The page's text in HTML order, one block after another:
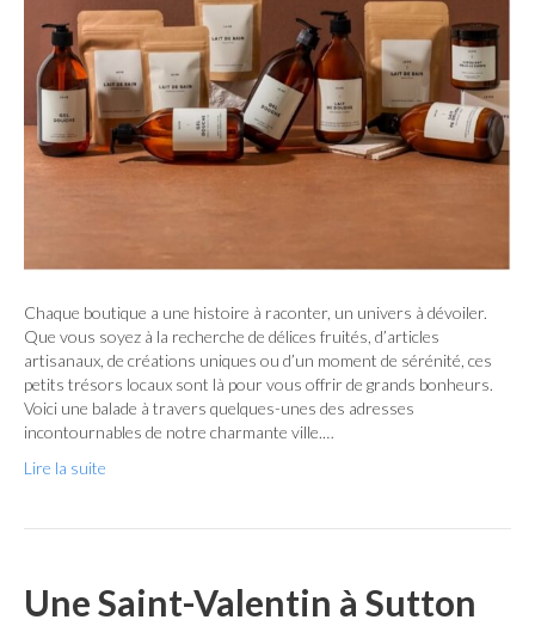
Chaque boutique a une histoire à raconter, un univers à dévoiler.
Que vous soyez à la recherche de délices fruités, d’articles
artisanaux, de créations uniques ou d’un moment de sérénité, ces
petits trésors locaux sont là pour vous offrir de grands bonheurs.
Voici une balade à travers quelques-unes des adresses
incontournables de notre charmante ville.…
Lire la suite
Une Saint-Valentin à Sutton